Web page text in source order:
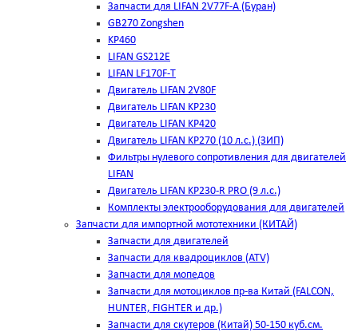
Запчасти для LIFAN 2V77F-A (Буран)
GB270 Zongshen
KP460
LIFAN GS212E
LIFAN LF170F-T
Двигатель LIFAN 2V80F
Двигатель LIFAN KP230
Двигатель LIFAN KP420
Двигатель LIFAN KP270 (10 л.с.) (ЗИП)
Фильтры нулевого сопротивления для двигателей
LIFAN
Двигатель LIFAN KP230-R PRO (9 л.с.)
Комплекты электрооборудования для двигателей
Запчасти для импортной мототехники (КИТАЙ)
Запчасти для двигателей
Запчасти для квадроциклов (ATV)
Запчасти для мопедов
Запчасти для мотоциклов пр-ва Китай (FALCON,
HUNTER, FIGHTER и др.)
Запчасти для скутеров (Китай) 50-150 куб.см.